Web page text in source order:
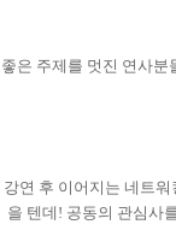
좋은 주제를 멋진 연사분
강연 후 이어지는 네트
을 텐데 ! 공동의 관심사